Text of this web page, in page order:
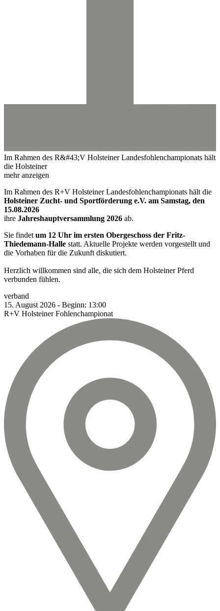
Im Rahmen des R&#43;V Holsteiner Landesfohlenchampionats hält
die Holsteiner
mehr anzeigen
Im Rahmen des R+V Holsteiner Landesfohlenchampionats hält die
Holsteiner Zucht- und Sportförderung e.V. am Samstag, den
15.08.2026
ihre Jahreshauptversammlung 2026 ab.
Sie findet um 12 Uhr im ersten Obergeschoss der Fritz-
Thiedemann-Halle statt. Aktuelle Projekte werden vorgestellt und
die Vorhaben für die Zukunft diskutiert.
Herzlich willkommen sind alle, die sich dem Holsteiner Pferd
verbunden fühlen.
verband
15. August 2026 - Beginn: 13:00
R+V Holsteiner Fohlenchampionat